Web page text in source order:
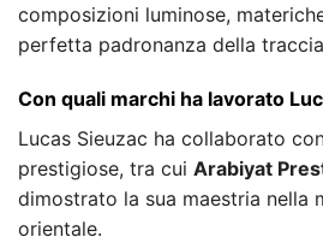
composizioni luminose,
perfetta padronanza della
Con quali marchi ha lavorato
Lucas Sieuzac ha collaborato
prestigiose, tra cui Arabiyat
dimostrato la sua maestria nella
orientale.